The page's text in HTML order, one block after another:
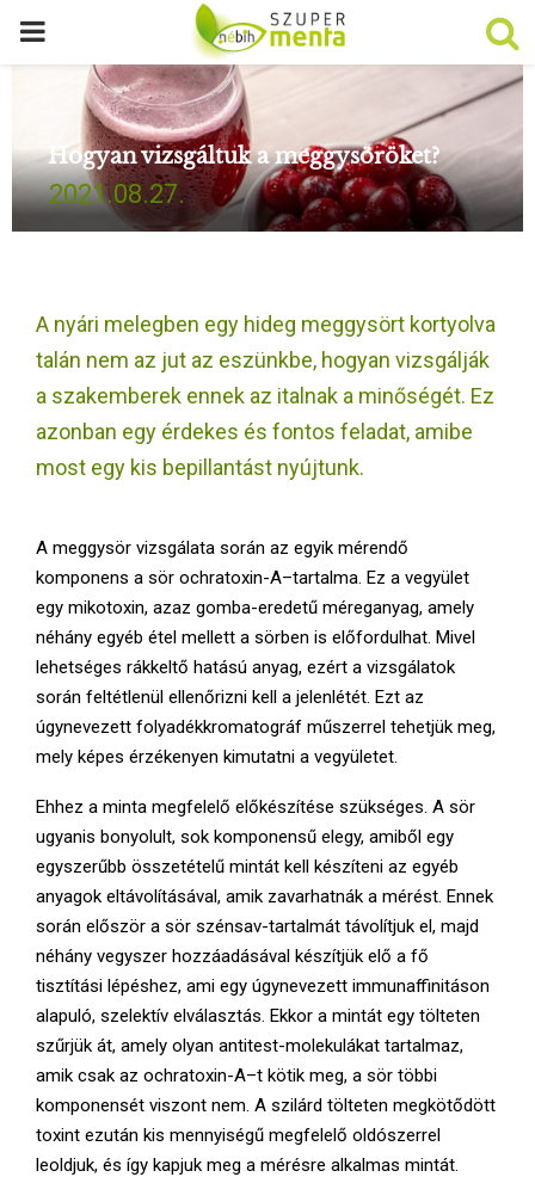
P
I
M
R
M
E
N
U
Hogyan vizsgáltuk a meggysöröket?
2021.08.27.
A nyári melegben egy hideg meggysört kortyolva
talán nem az jut az eszünkbe, hogyan vizsgálják
a szakemberek ennek az italnak a minőségét. Ez
azonban egy érdekes és fontos feladat, amibe
most egy kis bepillantást nyújtunk.
A meggysör vizsgálata során az egyik mérendő
komponens a sör ochratoxin-A–tartalma. Ez a vegyület
egy mikotoxin, azaz gomba-eredetű méreganyag, amely
néhány egyéb étel mellett a sörben is előfordulhat. Mivel
lehetséges rákkeltő hatású anyag, ezért a vizsgálatok
során feltétlenül ellenőrizni kell a jelenlétét. Ezt az
úgynevezett folyadékkromatográf műszerrel tehetjük meg,
mely képes érzékenyen kimutatni a vegyületet.
Ehhez a minta megfelelő előkészítése szükséges. A sör
ugyanis bonyolult, sok komponensű elegy, amiből egy
egyszerűbb összetételű mintát kell készíteni az egyéb
anyagok eltávolításával, amik zavarhatnák a mérést. Ennek
során először a sör szénsav-tartalmát távolítjuk el, majd
néhány vegyszer hozzáadásával készítjük elő a fő
tisztítási lépéshez, ami egy úgynevezett immunaffinitáson
alapuló, szelektív elválasztás. Ekkor a mintát egy tölteten
szűrjük át, amely olyan antitest-molekulákat tartalmaz,
amik csak az ochratoxin-A–t kötik meg, a sör többi
komponensét viszont nem. A szilárd tölteten megkötődött
toxint ezután kis mennyiségű megfelelő oldószerrel
leoldjuk, és így kapjuk meg a mérésre alkalmas mintát.